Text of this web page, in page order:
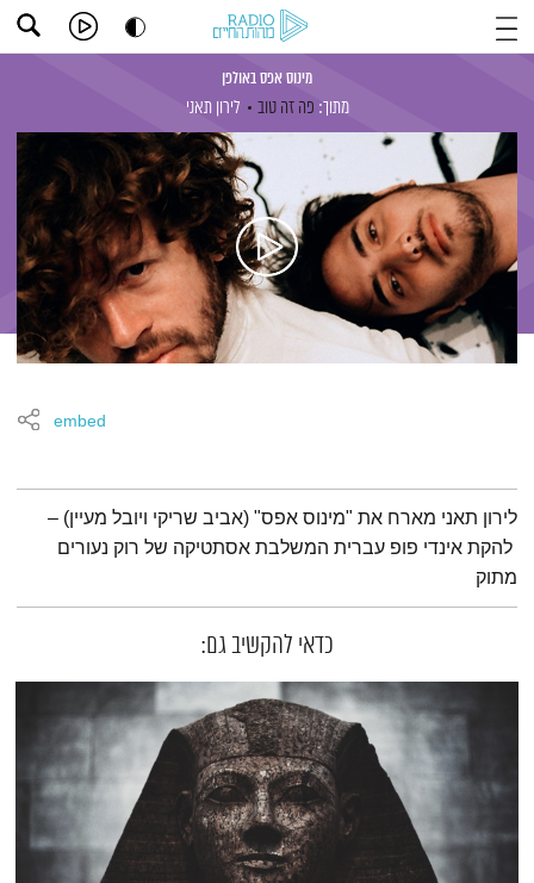
מינוס אפס באולפן
מתוך: פה זה טוב לירון תאני
embed
תמצית הפודקאסט
לירון תאני מארח את "מינוס אפס" (אביב שריקי ויובל מעיין) –
להקת אינדי פופ עברית המשלבת אסתטיקה של רוק נעורים
מתוק
כדאי להקשיב גם: